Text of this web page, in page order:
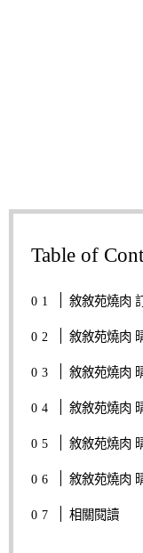
Table of
敘敘苑燒肉
敘敘苑燒肉
敘敘苑燒肉
敘敘苑燒肉
敘敘苑燒肉
敘敘苑燒肉
相關閱讀